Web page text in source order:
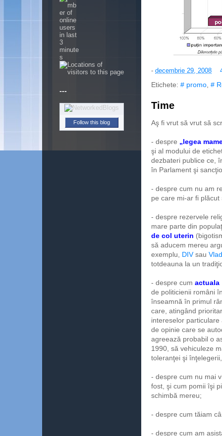
- decembrie 29, 2008
Etichete: # promo #
Time
Aş fi vrut să vrut să
- despre „legea
şi al modului de
dezbateri publice ce,
în Parlament şi
- despre cum nu am
pe care mi-ar fi
- despre rezervele
mare parte din
de col uterin
să aducem mereu
exemplu, DIVsau
totdeauna la un
- despre cum actuala
de politicienii români
înseamnă în primul
care, atingând
intereselor
de opinie care se
agreează probabil o
1990, să vehiculeze
toleranţei şi
- despre cum nu mai
fost, şi cum pomii îşi
schimbă mereu;
- despre cum tăiam
- despre cum am